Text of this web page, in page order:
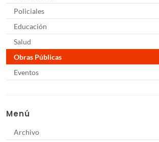
Policiales
Educación
Salud
Obras Públicas
Eventos
Menú
Archivo